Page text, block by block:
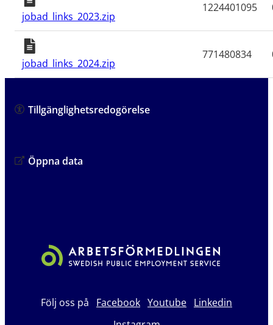
jobad_links_2023.zip
1224401095
jobad_links_2024.zip
771480834
Tillgänglighetsredogörelse
Öppna data
Följ oss på Facebook Youtube Linkedin